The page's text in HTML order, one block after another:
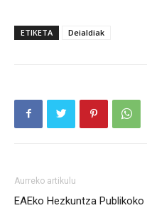
ETIKETA Deialdiak
Aurreko artikulu
EAEko Hezkuntza Publikoko